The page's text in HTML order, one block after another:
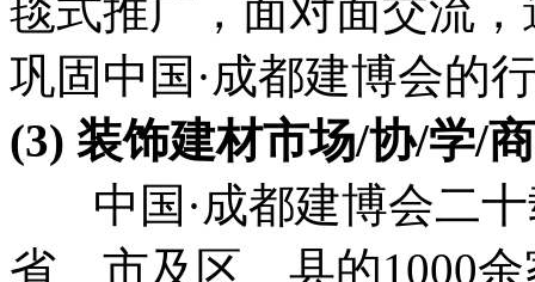
毯式推广，面对面交流
巩固中国·成都建博会的
(3) 装饰建材市场/协/学/
中国·成都建博会二十
省、市及区、县的1000